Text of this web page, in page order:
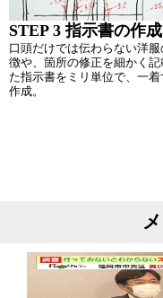
もとても満足しています。
が、ファッションとは「サイ
が一番大事」と言っていまし
気に入った服であってもサイ
合わないと着なくなってしま
す。そんなお気に入りアイテ
再び付き合っていくためにも
STEP 3 指示書の作成
口頭だけでは伝わらない洋服
徴や、箇所の修正を細かく記
た指示書をミリ単位で、一着
作成。